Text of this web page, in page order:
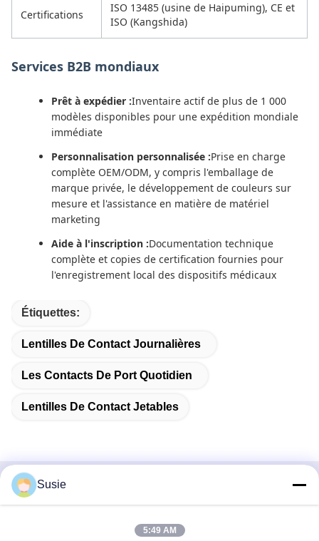
Certifications
ISO 13485 (usine de Haipuming), CE et
ISO (Kangshida)
Services B2B mondiaux
Prêt à expédier :Inventaire actif de plus de 1 000
modèles disponibles pour une expédition mondiale
immédiate
Personnalisation personnalisée :Prise en charge
complète OEM/ODM, y compris l'emballage de
marque privée, le développement de couleurs sur
mesure et l'assistance en matière de matériel
marketing
Aide à l'inscription :Documentation technique
complète et copies de certification fournies pour
l'enregistrement local des dispositifs médicaux
Étiquettes:
Lentilles De Contact Journalières
Les Contacts De Port Quotidien
Lentilles De Contact Jetables
Contactez rapidement
Susie
5:49 AM